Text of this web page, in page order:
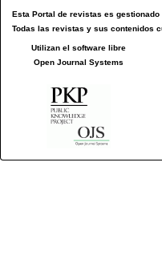
EstaPortal de revistas es
Todas las revistas y sus contenidos
Utilizan el software libre
Open Journal Systems